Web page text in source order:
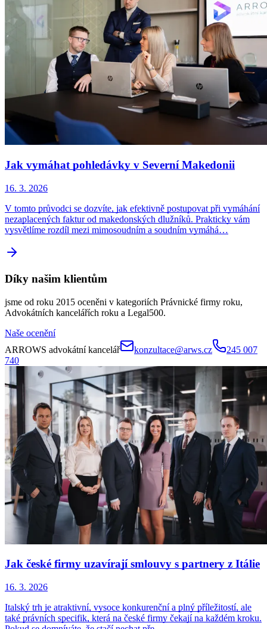
Jak vymáhat pohledávky v Severní Makedonii
16. 3. 2026
V tomto průvodci se dozvíte, jak efektivně postupovat při vymáhání
nezaplacených faktur od makedonských dlužníků. Prakticky vám
vysvětlíme rozdíl mezi mimosoudním a soudním vymáhá…
Díky našim klientům
jsme od roku 2015 oceněni v kategoriích Právnické firmy roku,
Advokátních kancelářích roku a Legal500.
Naše ocenění
ARROWS advokátní kancelář
konzultace@arws.cz
245 007
740
Jak české firmy uzavírají smlouvy s partnery z Itálie
16. 3. 2026
Italský trh je atraktivní, vysoce konkurenční a plný příležitostí, ale
také právních specifik, která na české firmy čekají na každém kroku.